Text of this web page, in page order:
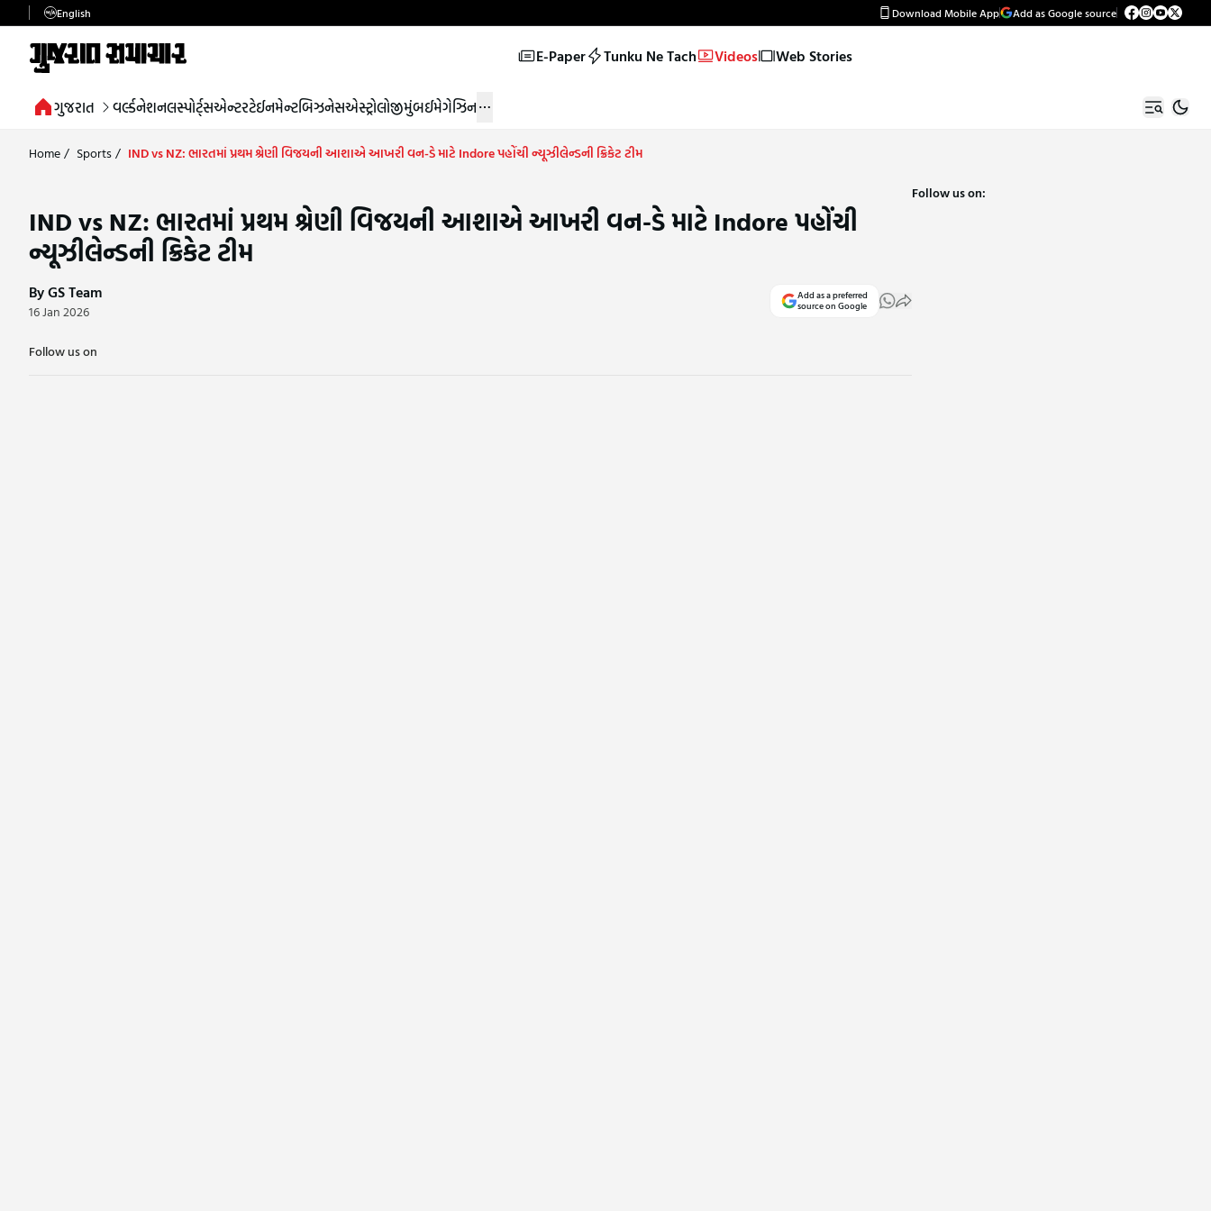
English Download Mobile App Add as Google source
E-Paper Tunku Ne Tach Videos Web Stories
ગુજરાત વર્લ્ડનેશનલસ્પોર્ટ્સએન્ટરટેઈનમેન્ટબિઝનેસએસ્ટ્રોલોજીમુંબઈમેગેઝિન
Home/ Sports/ IND vs NZ: ભારતમાં પ્રથમ શ્રેણી વિજયની આશાએ આખરી વન-ડે માટે Indore પહોંચી ન્યૂઝીલેન્ડની ક્રિકેટ ટીમ
IND vs NZ: ભારતમાં પ્રથમ શ્રેણી વિજયની આશાએ આખરી વન-ડે માટે Indore પહોંચી
ન્યૂઝીલેન્ડની ક્રિકેટ ટીમ
By GS Team
16 Jan 2026
Add as a preferred
source on Google
Follow us on
Follow us on: